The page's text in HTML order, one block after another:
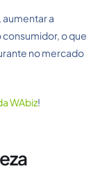
aumentar a
o que
no mercado
WAbiz!